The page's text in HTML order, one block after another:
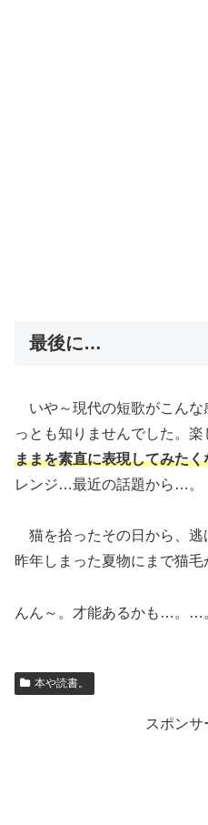
最後に…
いや～現代の短歌がこんな
っとも知りませんでした。楽
ままを素直に表現してみたく
レンジ…最近の話題から…。
猫を拾ったその日から、逃
昨年しまった夏物にまで猫毛
んん～。才能あるかも…。…
本や読書。
スポンサ